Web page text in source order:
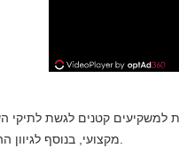
קטנים לגשת לתיקי